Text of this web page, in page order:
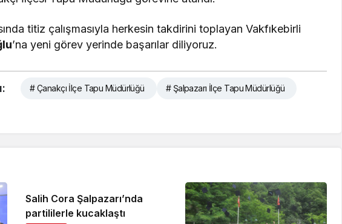
titiz çalışmasıyla herkesin takdirini toplayan Vakfıkebirli
’na yeni görev yerinde başarılar diliyoruz.
# Çanakçı İlçe Tapu Müdürlüğü # Şalpazarı İlçe Tapu Müdürlüğü
Salih Cora Şalpazarı’nda
partililerle kucaklaştı